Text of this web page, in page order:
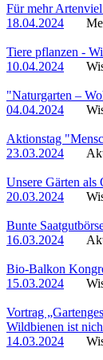
Für mehr
18.04.2024
Tiere pflanzen -
10.04.2024
"Naturgarten –
04.04.2024
Aktionstag
23.03.2024
Unsere Gärten als
20.03.2024
Bunte
16.03.2024
Bio-Balkon
15.03.2024
Vortrag
Wildbienen ist
14.03.2024